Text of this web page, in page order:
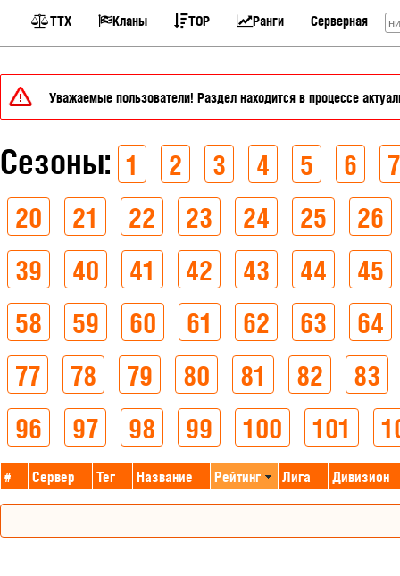
ТТХ Кланы TOP Ранги Серверная
Уважаемые пользователи! Раздел находится в процессе
Сезоны: 1 2 3 4 5 6
7
20
21 22 23 24 25
26
39
40 41 42 43 44
45
58
59 60 61 62 63
64
77
78 79 80 81 82
83
96
97 98 99 100 101
# Сервер Тег Название Рейтинг Лига Дивизион